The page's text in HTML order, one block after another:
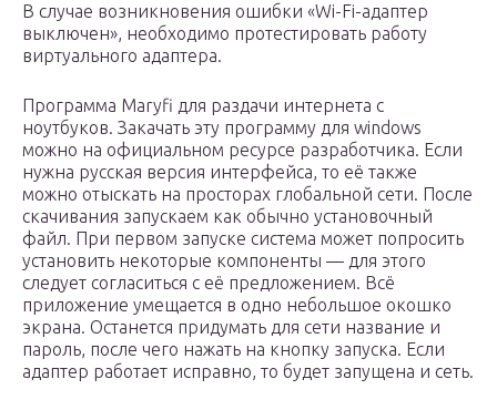
В случае возникновения ошибки «Wi-Fi-адаптер
выключен», необходимо протестировать работу
виртуального адаптера.
Программа Maryfi для раздачи интернета с
ноутбуков. Закачать эту программу для windows
можно на официальном ресурсе разработчика. Если
нужна русская версия интерфейса, то её также
можно отыскать на просторах глобальной сети. После
скачивания запускаем как обычно установочный
файл. При первом запуске система может попросить
установить некоторые компоненты — для этого
следует согласиться с её предложением. Всё
приложение умещается в одно небольшое окошко
экрана. Останется придумать для сети название и
пароль, после чего нажать на кнопку запуска. Если
адаптер работает исправно, то будет запущена и сеть.